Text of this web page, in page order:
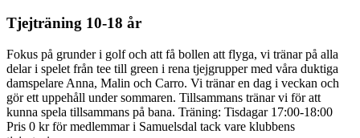
Tjejträning 10-18 år
Fokus på grunder i golf och att få bollen att flyga, vi tränar på alla
delar i spelet från tee till green i rena tjejgrupper med våra duktiga
damspelare Anna, Malin och Carro. Vi tränar en dag i veckan och
gör ett uppehåll under sommaren. Tillsammans tränar vi för att
kunna spela tillsammans på bana. Träning: Tisdagar 17:00-18:00
Pris 0 kr för medlemmar i Samuelsdal tack vare klubbens